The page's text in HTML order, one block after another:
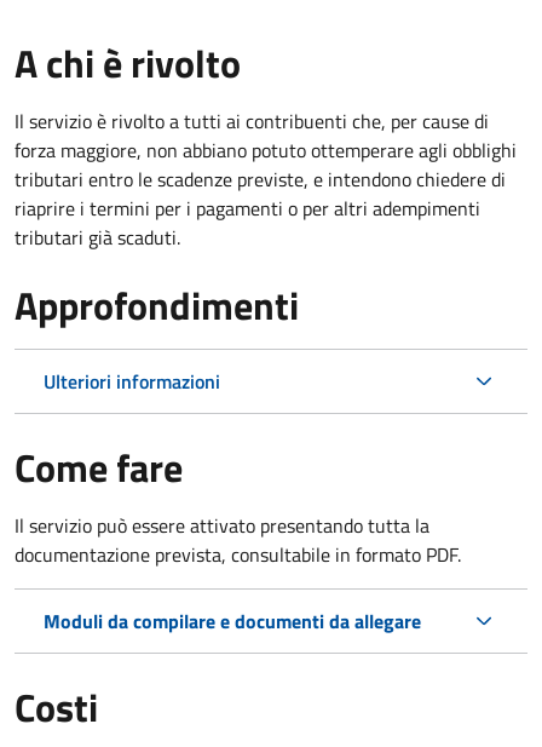
A chi è rivolto
Il servizio è rivolto a tutti ai contribuenti che, per cause di
forza maggiore, non abbiano potuto ottemperare agli obblighi
tributari entro le scadenze previste, e intendono chiedere di
riaprire i termini per i pagamenti o per altri adempimenti
tributari già scaduti.
Approfondimenti
Ulteriori informazioni
Come fare
Il servizio può essere attivato presentando tutta la
documentazione prevista, consultabile in formato PDF.
Moduli da compilare e documenti da allegare
Costi